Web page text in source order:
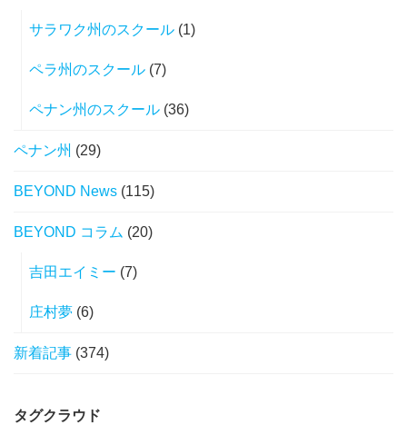
サラワク州のスクール (1)
ペラ州のスクール (7)
ペナン州のスクール (36)
ペナン州 (29)
BEYOND News (115)
BEYOND コラム (20)
吉田エイミー (7)
庄村夢 (6)
新着記事 (374)
タグクラウド